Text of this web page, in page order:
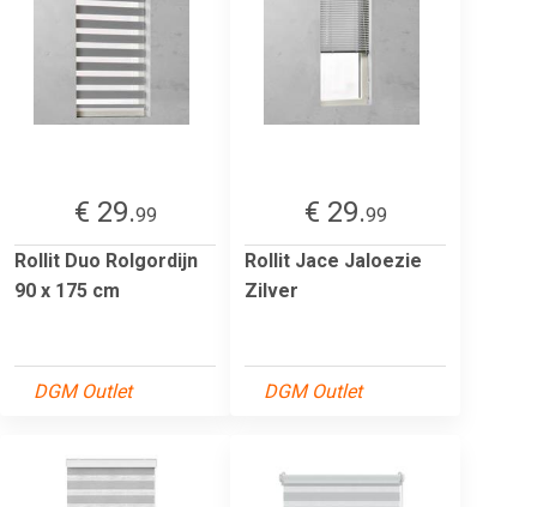
€ 29.99
Rollit Duo Rolgordijn
90 x 175 cm
DGM Outlet
€ 29.99
Rollit Jace Jaloezie
Zilver
DGM Outlet